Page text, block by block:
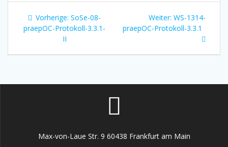
Beitragsnavigation
Vorherige: Vorheriger
Beitrag:
SoSe-08-
praepOC-Protokoll-3.3.1-
II
Weiter: Nächster
Beitrag:
WS-1314-
praepOC-Protokoll-3.3.1
Max-von-Laue Str. 9 60438 Frankfurt am Main